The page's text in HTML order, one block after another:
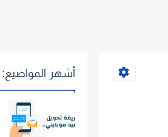
أشهر المواضيع: